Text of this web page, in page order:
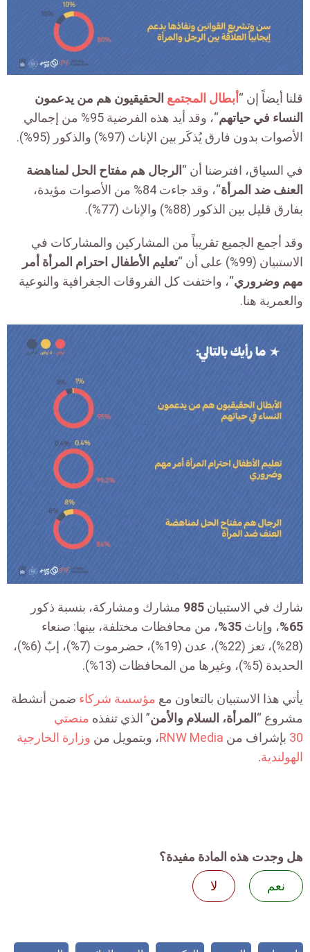
قلنا أيضاً إن “أبطال المجتمع الحقيقيون هم من يدعمون
النساء في حياتهم
“، وقد أيد هذه الفرضية 95% من إجمالي
الأصوات بدون فارق يُذكَر بين الإناث (97%) والذكور (95%).
في السياق، افترضنا أن “الرجال هم مفتاح الحل لمناهضة
العنف ضد المرأة
“، وقد جاءت 84% من الأصوات مؤيدة،
بفارق قليل بين الذكور (88%) والإناث (77%).
وقد أجمع الجميع تقريباً من المشاركين والمشاركات في
الاستبيان (99%) على أن “
تعليم الأطفال احترام المرأة أمر
مهم وضروري“، واختفت كل الفروقات الجغرافية والنوعية
والعمرية هنا.
شارك في الاستبيان 985 مشارك ومشاركة، بنسبة ذكور
65%
، وإناث 35%
، من محافظات مختلفة، بينها: صنعاء
(28%)، تعز (22%)، عدن (19%)، حضرموت (7%)، إبّ (6%)،
الحديدة (5%)، وغيرها من المحافظات (13%).
يأتي هذا الاستبيان بالتعاون مع مؤسسة شركاء ضمن أنشطة
مشروع “ المرأة، السلام والأمن” الذي تنفذه منصتي
30 بإشراف من RNW Media، وبتمويل من وزارة الخارجية
الهولندية.
هل وجدت هذه المادة مفيدة؟
نعم
لا